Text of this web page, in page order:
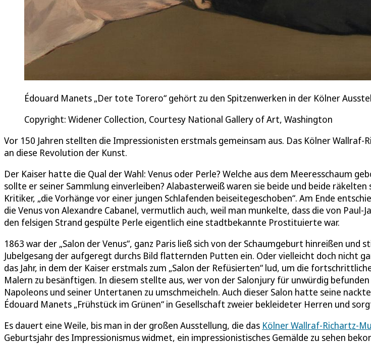
Édouard Manets „Der tote Torero“ gehört zu den Spitzenwerken in der Kölner
Copyright: Widener Collection, Courtesy National Gallery of Art, Washington
Vor 150 Jahren stellten die Impressionisten erstmals gemeinsam aus. Das Kölner Wallraf-
an diese Revolution der Kunst.
Der Kaiser hatte die Qual der Wahl: Venus oder Perle? Welche aus dem Meeresschaum
sollte er seiner Sammlung einverleiben? Alabasterweiß waren sie beide und beide räkelten
Kritiker, „die Vorhänge vor einer jungen Schlafenden beiseitegeschoben“. Am Ende
die Venus von Alexandre Cabanel, vermutlich auch, weil man munkelte, dass die von Paul-
den felsigen Strand gespülte Perle eigentlich eine stadtbekannte Prostituierte war.
1863 war der „Salon der Venus“, ganz Paris ließ sich von der Schaumgeburt hinreißen und
Jubelgesang der aufgeregt durchs Bild flatternden Putten ein. Oder vielleicht doch nicht
das Jahr, in dem der Kaiser erstmals zum „Salon der Refüsierten“ lud, um die
Malern zu besänftigen. In diesem stellte aus, wer von der Salonjury für unwürdig
Napoleons und seiner Untertanen zu umschmeicheln. Auch dieser Salon hatte seine
Édouard Manets „Frühstück im Grünen“ in Gesellschaft zweier bekleideter Herren und
Es dauert eine Weile, bis man in der großen Ausstellung, die das Kölner Wallraf-Richartz-
Geburtsjahr des Impressionismus widmet, ein impressionistisches Gemälde zu sehen